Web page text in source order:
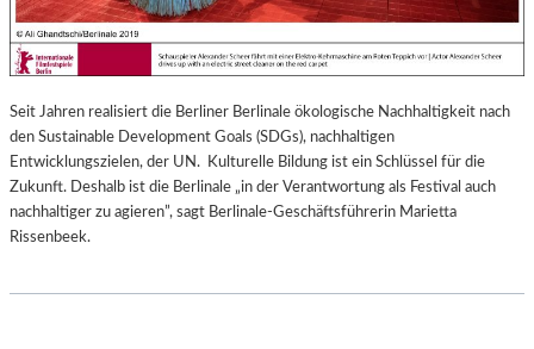
Seit Jahren realisiert die Berliner Berlinale ökologische Nachhaltigkeit nach
den Sustainable Development Goals (SDGs), nachhaltigen
Entwicklungszielen, der UN. Kulturelle Bildung ist ein Schlüssel für die
Zukunft. Deshalb ist die Berlinale „in der Verantwortung als Festival auch
nachhaltiger zu agieren”, sagt Berlinale-Geschäftsführerin Marietta
Rissenbeek.